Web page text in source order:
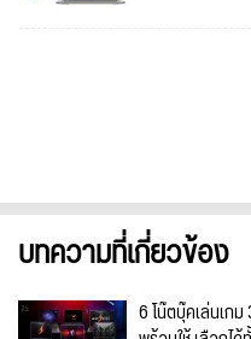
บทความที่เกี่ยวข้อง
6 โน๊ตบุ๊คเล่นเก